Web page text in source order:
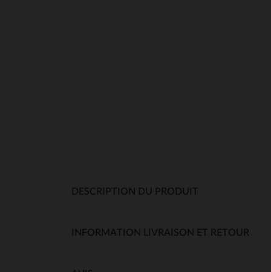
DESCRIPTION DU PRODUIT
INFORMATION LIVRAISON ET RETOUR